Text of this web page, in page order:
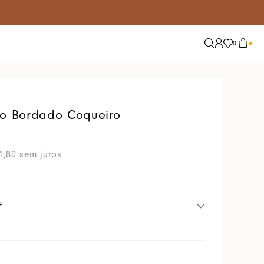
0
Bordado Coqueiro
,80 sem juros